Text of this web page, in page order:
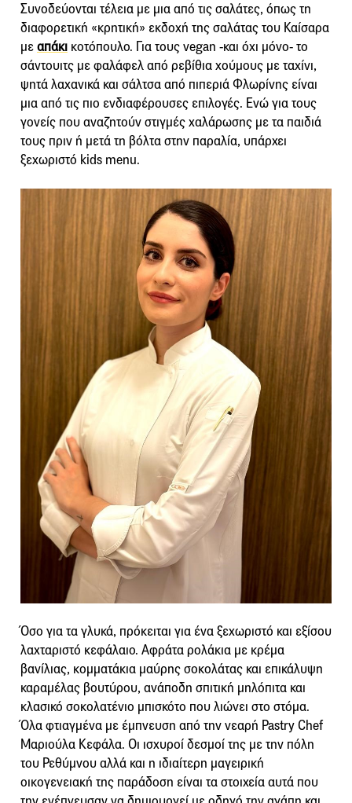
Συνοδεύονται τέλεια με μια από τις σαλάτες, όπως τη
διαφορετική «κρητική» εκδοχή της σαλάτας του Καίσαρα
μεαπάκι κοτόπουλο. Για τους vegan -και όχι μόνο- το
σάντουιτς με φαλάφελ από ρεβίθια χούμους με ταχίνι,
ψητά λαχανικά και σάλτσα από πιπεριά Φλωρίνης είναι
μια από τις πιο ενδιαφέρουσες επιλογές. Ενώ για τους
γονείς που αναζητούν στιγμές χαλάρωσης με τα παιδιά
τους πριν ή μετά τη βόλτα στην παραλία, υπάρχει
ξεχωριστό kids menu.
Όσο για τα γλυκά, πρόκειται για ένα ξεχωριστό και εξίσου
λαχταριστό κεφάλαιο. Αφράτα ρολάκια με κρέμα
βανίλιας, κομματάκια μαύρης σοκολάτας και επικάλυψη
καραμέλας βουτύρου, ανάποδη σπιτική μηλόπιτα και
κλασικό σοκολατένιο μπισκότο που λιώνει στο στόμα.
Όλα φτιαγμένα με έμπνευση από την νεαρή Pastry Chef
Μαριούλα Κεφάλα. Οι ισχυροί δεσμοί της με την πόλη
του Ρεθύμνου αλλά και η ιδιαίτερη μαγειρική
οικογενειακή της παράδοση είναι τα στοιχεία αυτά που